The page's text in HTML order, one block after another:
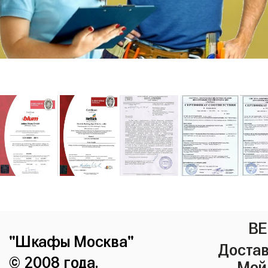
"Шкафы Москва"
© 2008 года.